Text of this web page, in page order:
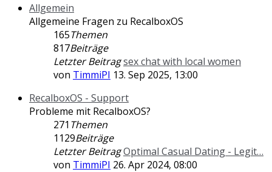
Allgemein
Allgemeine Fragen zu RecalboxOS
165Themen
817Beiträge
Letzter Beitragsex chat with local women
von TimmiPI 13. Sep 2025, 13:00
RecalboxOS - Support
Probleme mit RecalboxOS?
271 Themen
1129Beiträge
Letzter BeitragOptimal Сasual Dating - Legit…
von TimmiPI 26. Apr 2024, 08:00